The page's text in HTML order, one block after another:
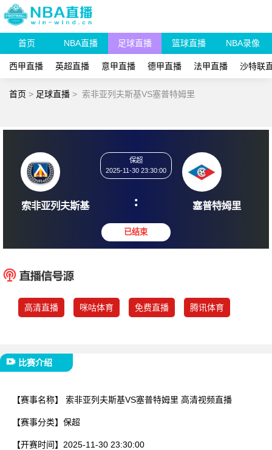
首页 NBA直播 足球直播 篮球直播 NBA录像
西甲直播 英超直播 意甲直播 德甲直播 法甲直播 沙特联
首页 > 足球直播 > 索非亚列夫斯基VS塞普特姆里
索非亚列夫斯基
2025-11-30 23:30:00
: 塞普
高清直播 咪咕体育 免费直播 腾讯体育
比赛介绍
【赛事名称】 索非亚列夫斯基VS塞普特姆里 高清视频直播
【赛事分类】 保超
【开赛时间】 2025-11-30 23:30:00